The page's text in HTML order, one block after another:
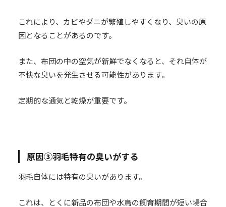
これにより、カビやダニが繁殖しやすくなり、臭いの原
因となることがあるのです。
また、布団の中の空気が新鮮でなくなると、それ自体が
不快な臭いを発生させる可能性があります。
定期的な通気と乾燥が重要です。
原因③羽毛特有の臭いがする
羽毛自体には特有の臭いがあります。
これは、とくに新品の布団や水鳥の飼育期間が短い場合